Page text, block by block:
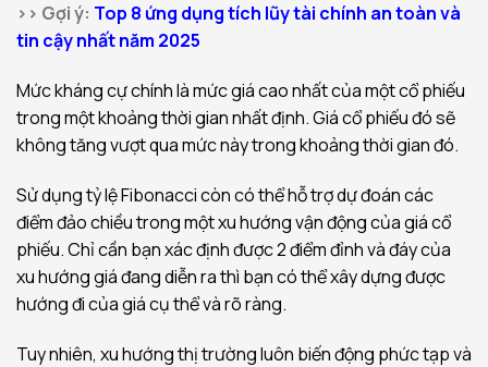
>> Gợi ý: Top 8 ứng dụng tích lũy tài chính an toàn và
tin cậy nhất năm 2025
Mức kháng cự chính là mức giá cao nhất của một cổ phiếu
trong một khoảng thời gian nhất định. Giá cổ phiếu đó sẽ
không tăng vượt qua mức này trong khoảng thời gian đó.
Sử dụng tỷ lệ Fibonacci còn có thể hỗ trợ dự đoán các
điểm đảo chiều trong một xu hướng vận động của giá cổ
phiếu. Chỉ cần bạn xác định được 2 điểm đỉnh và đáy của
xu hướng giá đang diễn ra thì bạn có thể xây dựng được
hướng đi của giá cụ thể và rõ ràng.
Tuy nhiên, xu hướng thị trường luôn biến động phức tạp và